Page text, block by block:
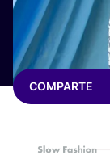
COMPARTE